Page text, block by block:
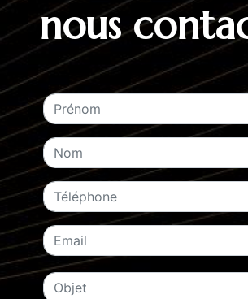
nous